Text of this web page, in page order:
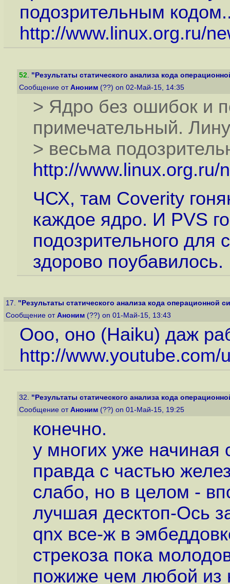
подозрительным
http://www.linux.org.ru/
52. "Результаты статического анализа кода
Сообщение от Аноним (??) on 02-Май-15, 14:35
> Ядро без ошибок и
примечательный.
> весьма
http://www.linux.org.ru/
ЧСХ, там Coverity
каждое ядро. И PVS
подозрительного для
здорово поубавилось.
17. "Результаты статического анализа кода операционной
Сообщение от Аноним (??) on 01-Май-15, 13:43
Ооо, оно (Haiku) даж
http://www.youtube.com/
32. "Результаты статического анализа кода
Сообщение от Аноним (??) on 01-Май-15, 19:25
конечно.
у многих уже начиная
правда с частью
слабо, но в целом -
лучшая десктоп-Ось
qnx все-ж в
стрекоза пока
пожиже чем любой из